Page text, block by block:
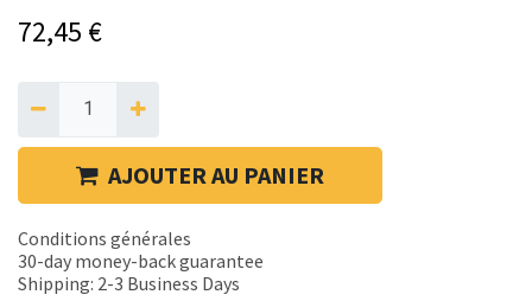
72,45 €
AJOUTER AU PANIER
Conditions générales
30-day money-back guarantee
Shipping: 2-3 Business Days